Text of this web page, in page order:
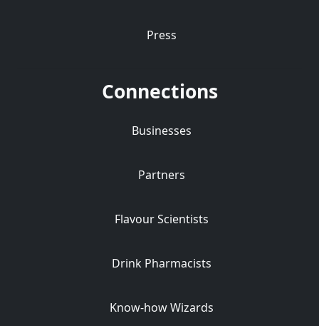
Press
Connections
Businesses
Partners
Flavour Scientists
Drink Pharmacists
Know-how Wizards